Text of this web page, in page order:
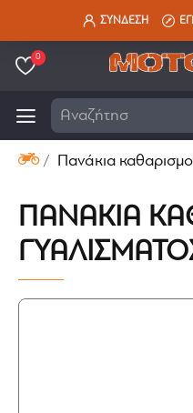
ΣΥΝΔΕΣΗ
0
Αναζήτηση εδ
Πανάκια
ΠΑΝΆΚΙΑ